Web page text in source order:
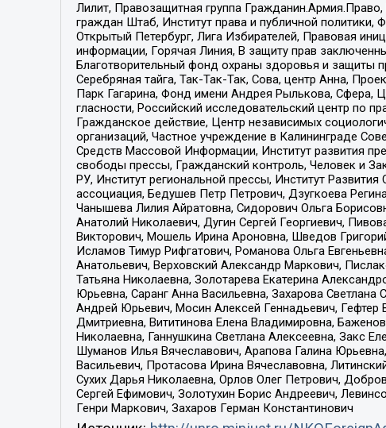
Лилит, Правозащитная группа
граждан Штаб, Институт права и публичной
Открытый Петербург, Лига Избирателей, Правовая
информации, Горячая Линия, В защиту прав
Благотворительный фонд охраны здоровья и защиты
Серебряная тайга, Так-Так-Так, Сова, центр Анна,
Парк Гагарина, Фонд имени Андрея Рылькова, Сфера,
гласности, Российский исследовательский центр по
Гражданское действие, Центр независимых
организаций, Частное учреждение в Калининграде
Средств Массовой Информации, Институт развития
свободы прессы, Гражданский контроль, Человек и
РУ, Институт региональной прессы, Институт
ассоциация, Бедушев Петр Петрович, Дзугкоева
Чанышева Лилия Айратовна, Сидорович Ольга
Анатолий Николаевич, Дугин Сергей Георгиевич,
Викторович, Мошель Ирина Ароновна, Шведов
Исламов Тимур Рифгатович, Романова Ольга
Анатольевич, Верховский Александр Маркович,
Татьяна Николаевна, Золотарева Екатерина
Юрьевна, Саранг Анна Васильевна, Захарова
Андрей Юрьевич, Мосин Алексей Геннадьевич, Гефтер
Дмитриевна, Вититинова Елена Владимировна,
Николаевна, Ганнушкина Светлана Алексеевна, Закс
Шуманов Илья Вячеславович, Арапова Галина
Васильевич, Протасова Ирина Вячеславовна,
Сухих Дарья Николаевна, Орлов Олег Петрович,
Сергей Ефимович, Золотухин Борис Андреевич,
Генри Маркович, Захаров Герман Константинович